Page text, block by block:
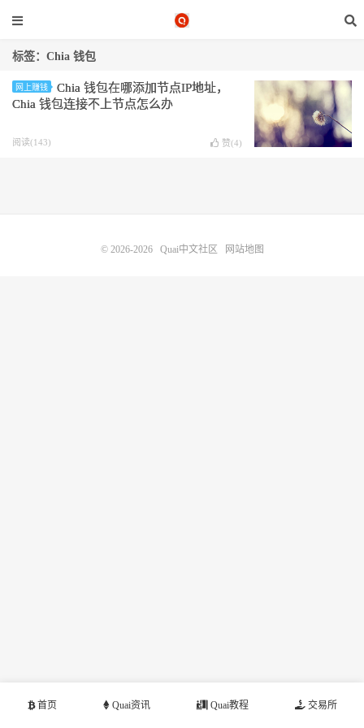
标签：Chia 钱包
网上赚钱
Chia 钱包在哪添加节点IP地址，
Chia 钱包连接不上节点怎么办
阅读(143) 赞(4)
首页 Quai资讯 Quai教程 交易所
© 2026-2026 Quai中文社区 网站地图